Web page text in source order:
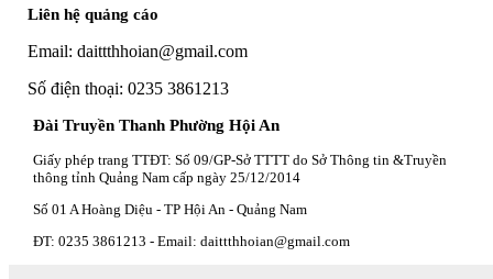
Liên hệ quảng cáo
Email: daittthhoian@gmail.com
Số điện thoại: 0235 3861213
Đài Truyền Thanh Phường Hội An
Giấy phép trang TTĐT: Số 09/GP-Sở TTTT do Sở Thông tin &Truyền
thông tỉnh Quảng Nam cấp ngày 25/12/2014
Số 01 A Hoàng Diệu - TP Hội An - Quảng Nam
ĐT: 0235 3861213 - Email: daittthhoian@gmail.com